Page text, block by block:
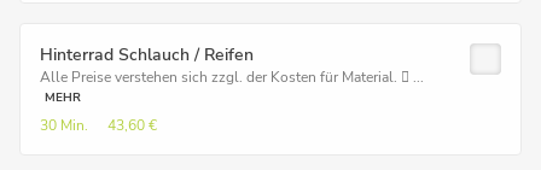
Hinterrad Schlauch / Reifen
Alle Preise verstehen sich zzgl. der Kosten für Material.  ...
MEHR
30 Min. 43,60 €